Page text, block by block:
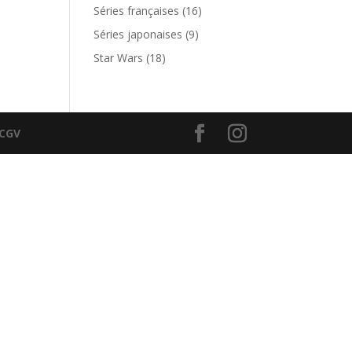
produits
Séries françaises 1616
Séries japonaises 99
Star Wars 1818
CGV